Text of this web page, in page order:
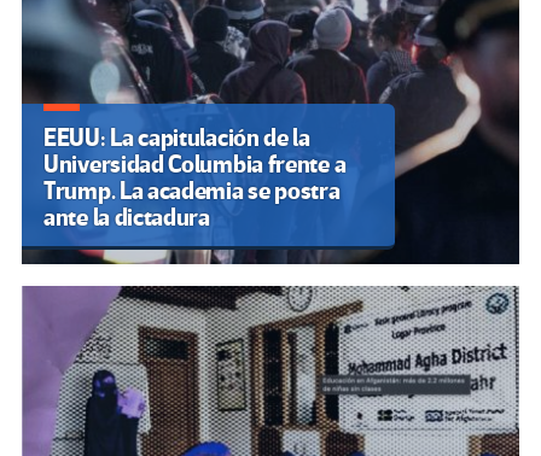
EEUU: La capitulación de la
Universidad Columbia frente a
Trump. La academia se postra
ante la dictadura